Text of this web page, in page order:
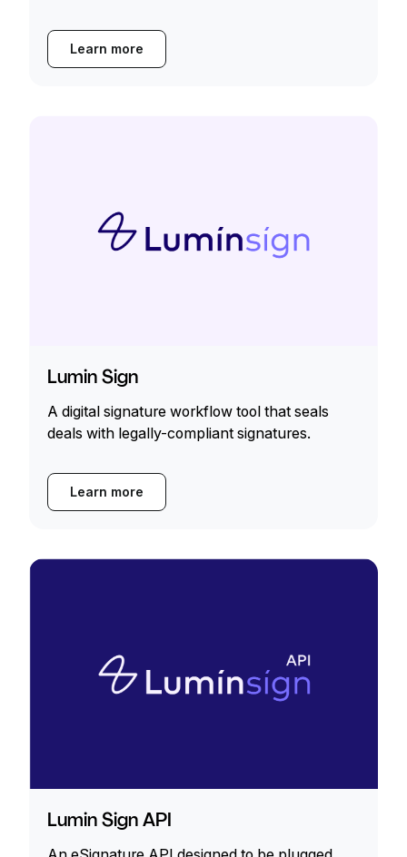
Learn more
Lumin Sign
A digital signature workflow tool that seals
deals with legally-compliant signatures.
Learn more
Lumin Sign API